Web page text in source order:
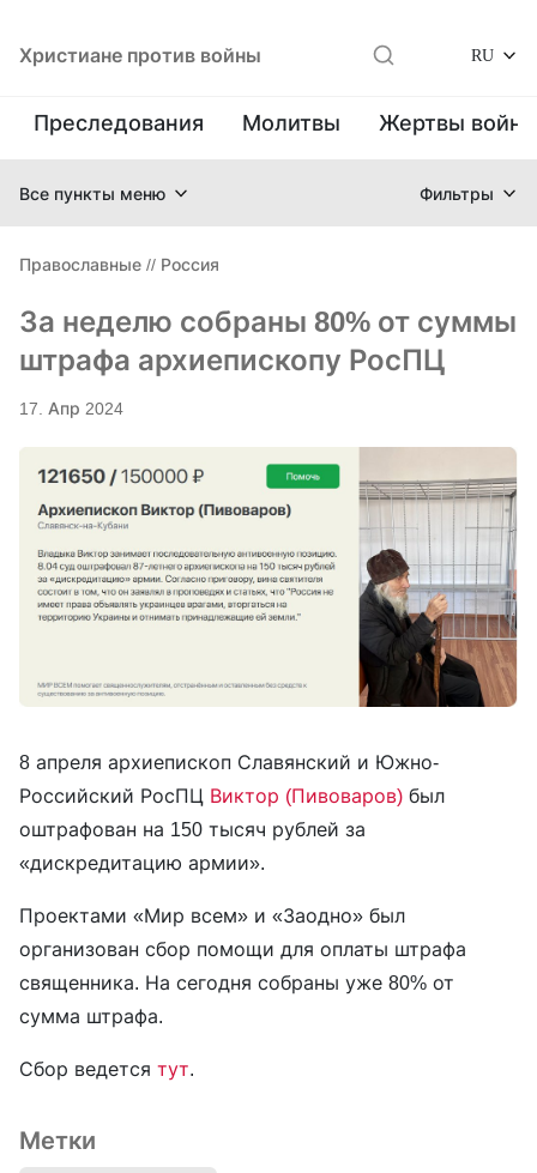
Христиане против войны RU
Преследования Молитвы Жертвы
Все пункты меню Фильтры
Православные // Россия
За неделю собраны 80% от суммы
штрафа архиепископу РосПЦ
17. Апр 2024
8 апреля архиепископ Славянский и Южно-
Российский РосПЦ Виктор (Пивоваров) был
оштрафован на 150 тысяч рублей за
«дискредитацию армии».
Проектами «Мир всем» и «Заодно» был
организован сбор помощи для оплаты штрафа
священника. На сегодня собраны уже 80% от
сумма штрафа.
Сбор ведется тут.
Метки